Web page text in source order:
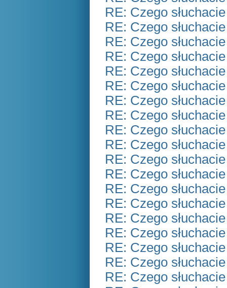
RE: Czego
RE: Czego
RE: Czego
RE: Czego
RE: Czego
RE: Czego
RE: Czego
RE: Czego
RE: Czego
RE: Czego
RE: Czego
RE: Czego
RE: Czego
RE: Czego
RE: Czego
RE: Czego
RE: Czego
RE: Czego
RE: Czego